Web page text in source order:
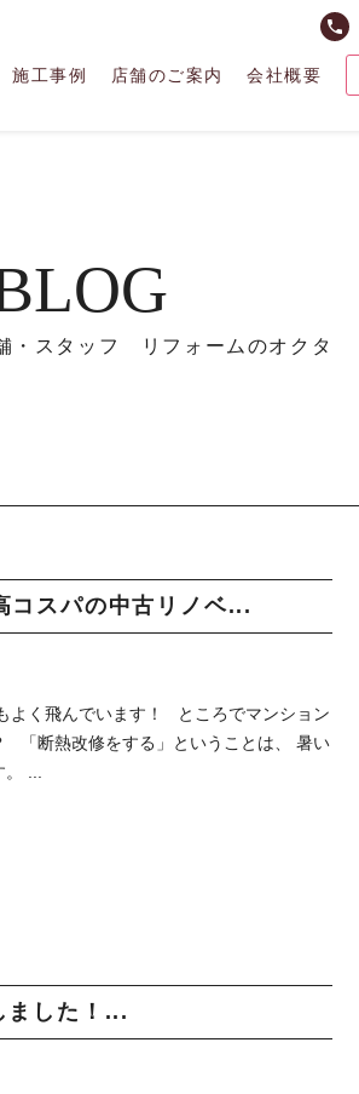
phone
施工事例 店舗のご案内 会社概要
・スタッフ リフォームのオクタ
スパの中古リノベ...
よく飛んでいます！ ところでマンション
「断熱改修をする」ということは、 暑い
...
した！...